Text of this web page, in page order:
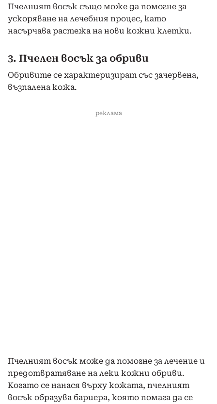
Пчелният восък също може да помогне за
ускоряване на лечебния процес, като
насърчава растежа на нови кожни клетки.
3. Пчелен восък за обриви
Обривите се характеризират със зачервена,
възпалена кожа.
реклама
Пчелният восък може да помогне за лечение и
предотвратяване на леки кожни обриви.
Когато се нанася върху кожата, пчелният
восък образува бариера, която помага да се